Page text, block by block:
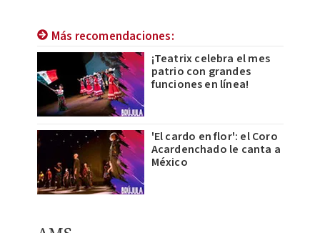
Más recomendaciones:
¡Teatrix celebra el mes
patrio con grandes
funciones en línea!
'El cardo en flor': el Coro
Acardenchado le canta a
México